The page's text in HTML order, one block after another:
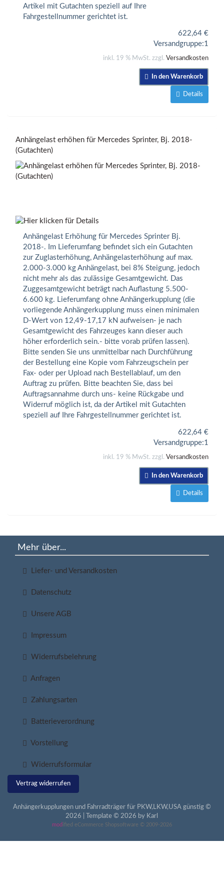
Artikel mit Gutachten speziell auf Ihre
Fahrgestellnummer gerichtet ist.
622,64 €
Versandgruppe:1
inkl. 19 % MwSt. zzgl. Versandkosten
In den Warenkorb
Details
Anhängelast erhöhen für Mercedes Sprinter, Bj. 2018-
(Gutachten)
Anhängelast Erhöhung für Mercedes Sprinter Bj.
2018-. Im Lieferumfang befindet sich ein Gutachten
zur Zuglasterhöhung, Anhängelasterhöhung auf max.
2.000-3.000 kg Anhängelast, bei 8% Steigung, jedoch
nicht mehr als das zulässige Gesamtgewicht. Das
Zuggesamtgewicht beträgt nach Auflastung 5.500-
6.600 kg. Lieferumfang ohne Anhängerkupplung (die
vorliegende Anhängerkupplung muss einen minimalen
D-Wert von 12,49-17,17 kN aufweisen- je nach
Gesamtgewicht des Fahrzeuges kann dieser auch
höher erforderlich sein.- bitte vorab prüfen lassen).
Bitte senden Sie uns unmittelbar nach Durchführung
der Bestellung eine Kopie vom Fahrzeugschein per
Fax- oder per Upload nach Bestellablauf, um den
Auftrag zu prüfen. Bitte beachten Sie, dass bei
Auftragsannahme durch uns- keine Rückgabe und
Widerruf möglich ist, da der Artikel mit Gutachten
speziell auf Ihre Fahrgestellnummer gerichtet ist.
622,64 €
Versandgruppe:1
inkl. 19 % MwSt. zzgl. Versandkosten
In den Warenkorb
Details
Mehr über...
Liefer- und Versandkosten
Datenschutz
Unsere AGB
Impressum
Widerrufsbelehrung
Anfragen
Zahlungsarten
Batterieverordnung
Vorstellung
Widerrufsformular
Vertrag widerrufen
Anhängerkupplungen und Fahrradträger für PKW,LKW,USA günstig ©
2026 | Template © 2026 by Karl
mod ified eCommerce Shopsoftware © 2009-2026